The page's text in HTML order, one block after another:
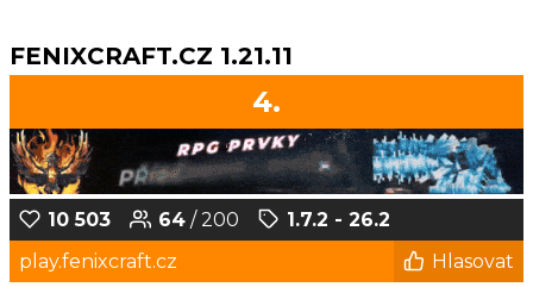
FENIXCRAFT.CZ 1.21.11
4.
10 503 64 / 200
1.7.2 - 26.2
play.fenixcraft.cz
Hlasovat